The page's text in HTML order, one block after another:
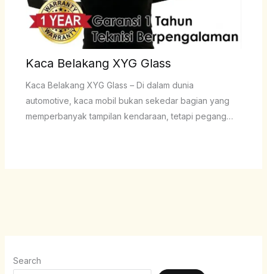
Kaca Belakang XYG Glass
Kaca Belakang XYG Glass – Di dalam dunia
automotive, kaca mobil bukan sekedar bagian yang
memperbanyak tampilan kendaraan, tetapi pegang…
Search